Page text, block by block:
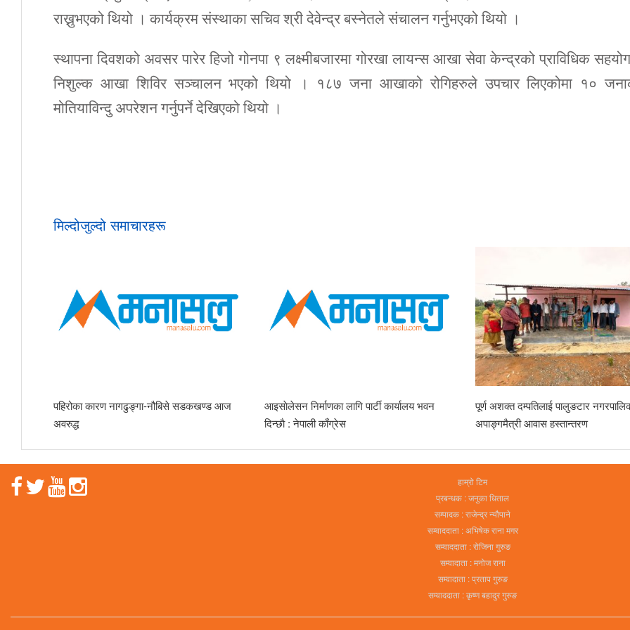
राख्नुभएको थियो । कार्यक्रम संस्थाका सचिव श्री देवेन्द्र बस्नेतले संचालन गर्नुभएको थियो ।
स्थापना दिवशको अवसर पारेर हिजो गोनपा ९ लक्ष्मीबजारमा गोरखा लायन्स आखा सेवा केन्द्रको प्राविधिक
निशुल्क आखा शिविर सञ्चालन भएको थियो । १८७ जना आखाको रोगिहरुले उपचार लिएकोमा १०
मोतियाविन्दु अपरेशन गर्नुपर्ने देखिएको थियो ।
मिल्दोजुल्दो समाचारहरू
पहिरोका कारण नागढुङ्गा-नौबिसे सडकखण्ड आज
अवरुद्ध
आइसाेलेसन निर्माणका लागि पार्टी कार्यालय भवन
दिन्छाै‌‌ : नेपाली काँग्रेस
पूर्ण अशक्त दम्पतिलाई पालुङटार
अपाङ्गमैत्री आवास हस्तान्तरण
हाम्रो टिम
प्रबन्धक : जनुका धिताल
सम्पादक : राजेन्द्र न्यौपाने
सम्वाददाता : अभिषेक राना मगर
सम्वाददाता : रोजिना गुरुङ
सम्वादाता : मनोज राना
सम्वादाता : प्रताप गुरुङ
सम्वाददाता : कृष्ण बहादुर गुरुङ